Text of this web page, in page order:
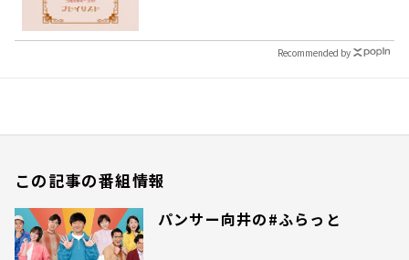
Recommended by
この記事の番組情報
パンサー向井の#ふらっと